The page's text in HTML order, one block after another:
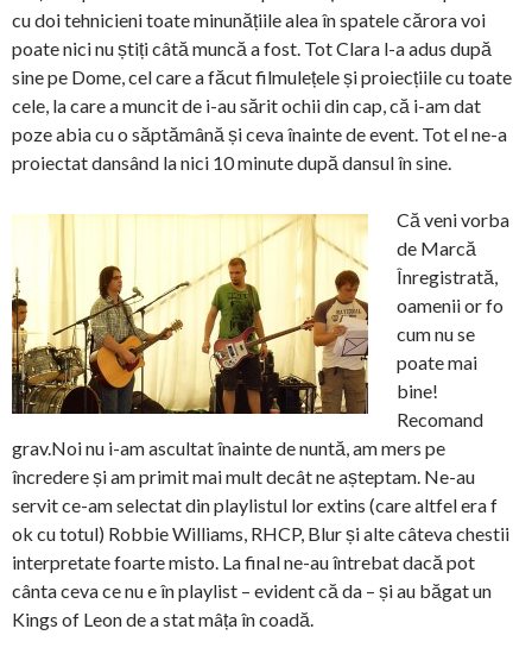
cu doi tehnicieni toate minunățiile alea în spatele cărora voi
poate nici nu știți câtă muncă a fost. Tot Clara l-a adus după
sine pe Dome, cel care a făcut filmulețele și proiecțiile cu toate
cele, la care a muncit de i-au sărit ochii din cap, că i-am dat
poze abia cu o săptămână și ceva înainte de event. Tot el ne-a
proiectat dansând la nici 10 minute după dansul în sine.
Că veni vorba
de Marcă
Înregistrată,
oamenii or fo
cum nu se
poate mai
bine!
Recomand
grav.Noi nu i-am ascultat înainte de nuntă, am mers pe
încredere și am primit mai mult decât ne așteptam. Ne-au
servit ce-am selectat din playlistul lor extins (care altfel era f
ok cu totul) Robbie Williams, RHCP, Blur și alte câteva chestii
interpretate foarte misto. La final ne-au întrebat dacă pot
cânta ceva ce nu e în playlist – evident că da – și au băgat un
Kings of Leon de a stat mâța în coadă.